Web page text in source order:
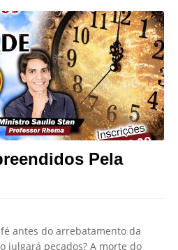
Pela
antes do arrebatamento da
julgará pecados? A morte do